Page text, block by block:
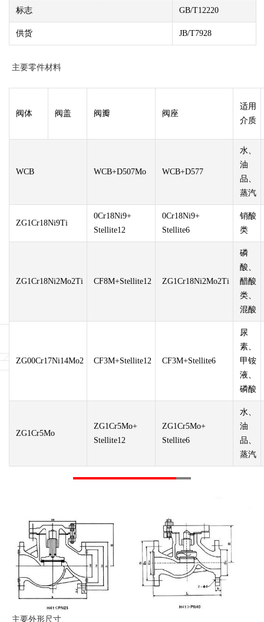
标志 GB/T12220
供货 JB/T7928
主要零件材料
阀体 阀盖 阀瓣 阀座
适用
介质
WCB WCB+D507Mo WCB+D577
水、
油
品、
蒸汽
ZG1Cr18Ni9Ti
0Cr18Ni9+
Stellite12
0Cr18Ni9+
Stellite6
销酸
类
ZG1Cr18Ni2Mo2Ti CF8M+Stellite12 ZG1Cr18Ni2Mo2Ti
磷
酸、
醋酸
类、
混酸
ZG00Cr17Ni14Mo2 CF3M+Stellite12 CF3M+Stellite6
尿
素、
甲铵
液、
磷酸
ZG1Cr5Mo
ZG1Cr5Mo+
Stellite12
ZG1Cr5Mo+
Stellite6
水、
油
品、
蒸汽
主要外形尺寸